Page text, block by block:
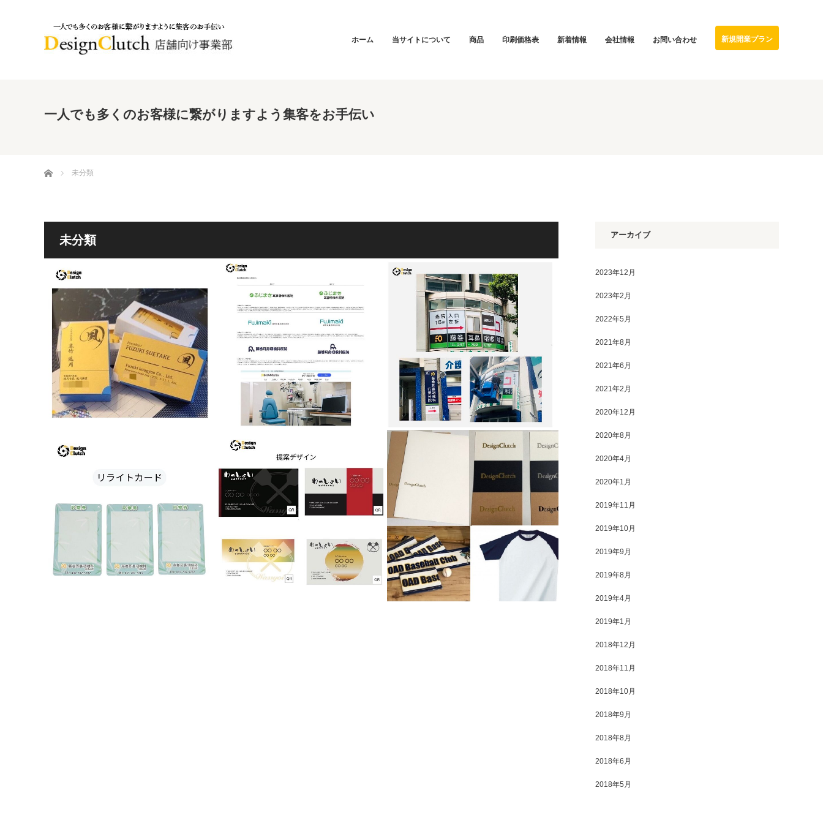
ホーム 当サイトについて 商品 印刷価格表 新着情報 会社情報 お問い合わせ 新規開業プラン
一人でも多くのお客様に繋がりますよう集客をお手伝い
ホーム 未分類
未分類 アーカイブ
2023年12月
2023年2月
2022年5月
2021年8月
2021年6月
2021年2月
2020年12月
2020年8月
2020年4月
2020年1月
2019年11月
2019年10月
2019年9月
2019年8月
2019年4月
2019年1月
2018年12月
2018年11月
2018年10月
2018年9月
2018年8月
2018年6月
2018年5月